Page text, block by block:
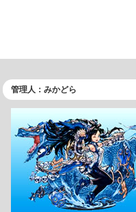
管理人：みかどら